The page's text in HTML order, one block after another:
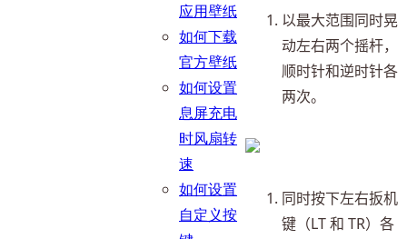
应用壁纸
如何下载
官方壁纸
如何设置
息屏充电
时风扇转
速
如何设置
自定义按
以最大范围同时晃
动左右两个摇杆，
顺时针和逆时针各
两次。
同时按下左右扳机
键（LT 和 TR）各